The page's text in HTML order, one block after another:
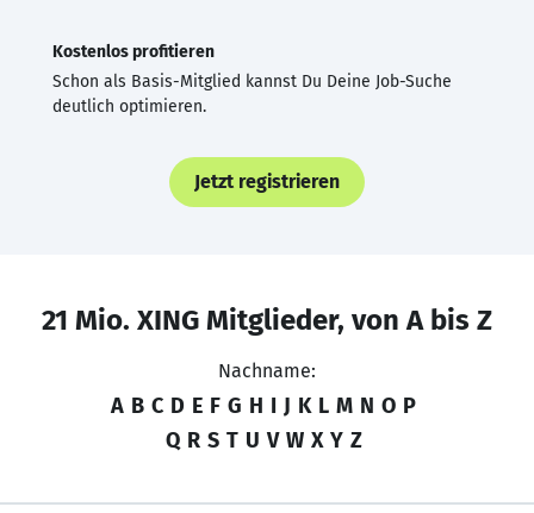
Kostenlos profitieren
Schon als Basis-Mitglied kannst Du Deine Job-Suche
deutlich optimieren.
Jetzt registrieren
21 Mio. XING Mitglieder, von A bis Z
Nachname:
A B C D E F G H I J K L M N O P
Q R S T U V W X Y Z